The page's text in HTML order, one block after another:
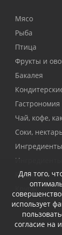
Для того,
использует
согласие на
Мясо
Рыба
Птица
Фрукты и
Бакалея
Гастрономия
Чай, кофе,
Соки,
Ингредиенты
Консервы
Крупы